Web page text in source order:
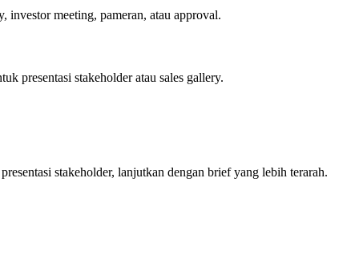
investor meeting, pameran, atau approval.
presentasi stakeholder atau sales gallery.
stakeholder, lanjutkan dengan brief yang lebih terarah.